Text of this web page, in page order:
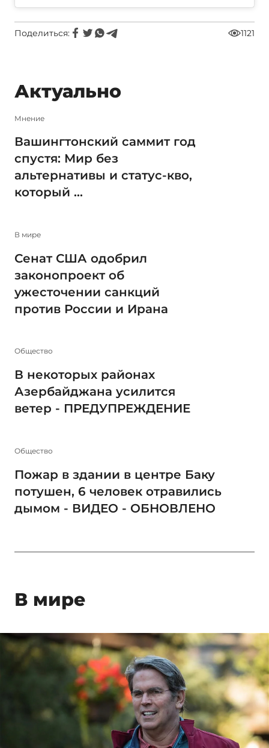
Поделиться: 1121
Актуально
Мнение
Вашингтонский саммит год
спустя: Мир без
альтернативы и статус-кво,
который ...
В мире
Сенат США одобрил
законопроект об
ужесточении санкций
против России и Ирана
Общество
В некоторых районах
Азербайджана усилится
ветер - ПРЕДУПРЕЖДЕНИЕ
Общество
Пожар в здании в центре Баку
потушен, 6 человек отравились
дымом - ВИДЕО - ОБНОВЛЕНО
В мире